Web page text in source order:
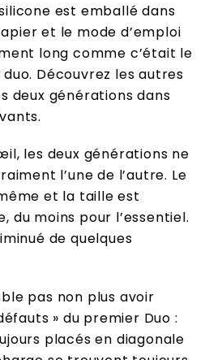
est emballé dans
et le mode d’emploi
long comme c’était le
Découvrez les autres
deux générations dans
les deux générations ne
l’une de l’autre. Le
et la taille est
du moins pour l’essentiel.
de quelques
pas non plus avoir
» du premier Duo :
placés en diagonale